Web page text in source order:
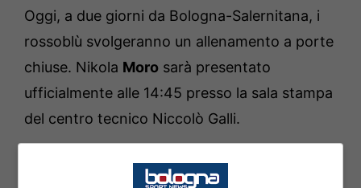
Oggi, a due giorni da Bologna-Salernitana, i
rossoblù svolgeranno un allenamento a porte
chiuse. Nikola Moro sarà presentato
ufficialmente alle 14:45 presso la sala stampa
del centro tecnico Niccolò Galli.